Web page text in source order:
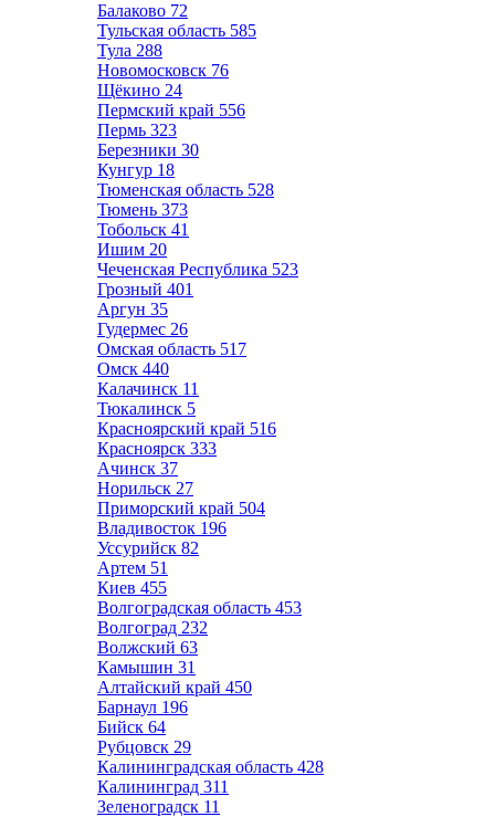
Балаково 72
Тульская область 585
Тула 288
Новомосковск 76
Щёкино 24
Пермский край 556
Пермь 323
Березники 30
Кунгур 18
Тюменская область 528
Тюмень 373
Тобольск 41
Ишим 20
Чеченская Республика 523
Грозный 401
Аргун 35
Гудермес 26
Омская область 517
Омск 440
Калачинск 11
Тюкалинск 5
Красноярский край 516
Красноярск 333
Ачинск 37
Норильск 27
Приморский край 504
Владивосток 196
Уссурийск 82
Артем 51
Киев 455
Волгоградская область 453
Волгоград 232
Волжский 63
Камышин 31
Алтайский край 450
Барнаул 196
Бийск 64
Рубцовск 29
Калининградская область 428
Калининград 311
Зеленоградск 11